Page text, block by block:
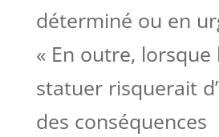
déterminé ou en
« En outre, lorsque
statuer risquerait
des conséquences